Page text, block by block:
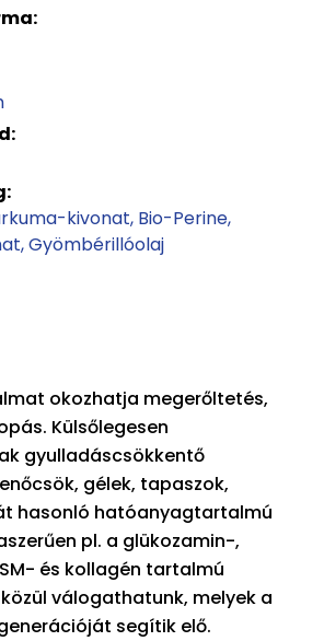
kivonat Bio-Perine
Gyömbérillóolaj
okozhatja megerőltetés,
Külsőlegesen
gyulladáscsökkentő
gélek, tapaszok,
hasonló hatóanyagtartalmú
pl. a glükozamin-,
és kollagén tartalmú
válogathatunk, melyek a
segítik elő.